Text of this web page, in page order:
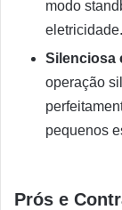
modo
eletricidade.
Silenciosa
operação
pequenos
Prós e